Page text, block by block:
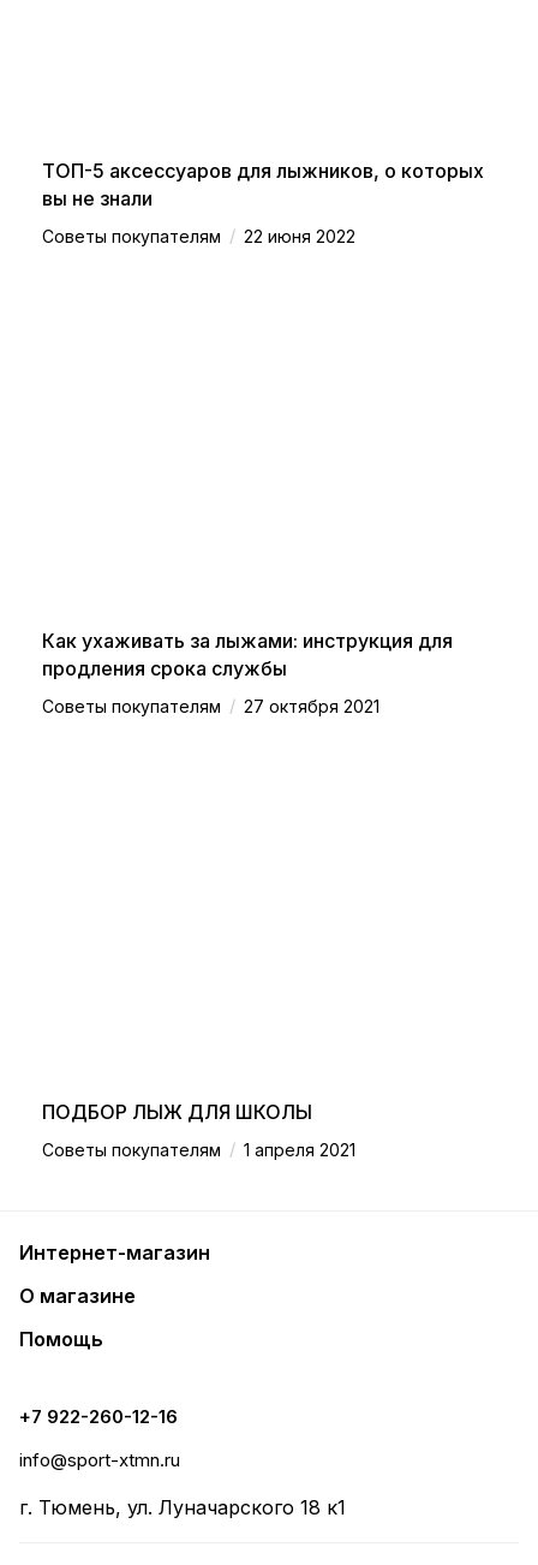
ТОП-5 аксессуаров для лыжников, о которых
вы не знали
Советы покупателям / 22 июня 2022
Как ухаживать за лыжами: инструкция для
продления срока службы
Советы покупателям / 27 октября 2021
ПОДБОР ЛЫЖ ДЛЯ ШКОЛЫ
Советы покупателям / 1 апреля 2021
Интернет-магазин
О магазине
Помощь
+7 922-260-12-16
info@sport-xtmn.ru
г. Тюмень, ул. Луначарского 18 к1